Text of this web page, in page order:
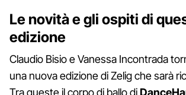
Le novità e gli ospiti di
edizione
Claudio Bisio e Vanessa Incontrada
una nuova edizione di Zelig che sarà
Tra queste il corpo di ballo di